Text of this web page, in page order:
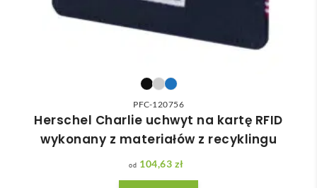
PFC-120756
Herschel Charlie uchwyt na kartę RFID
wykonany z materiałów z recyklingu
104,63 zł